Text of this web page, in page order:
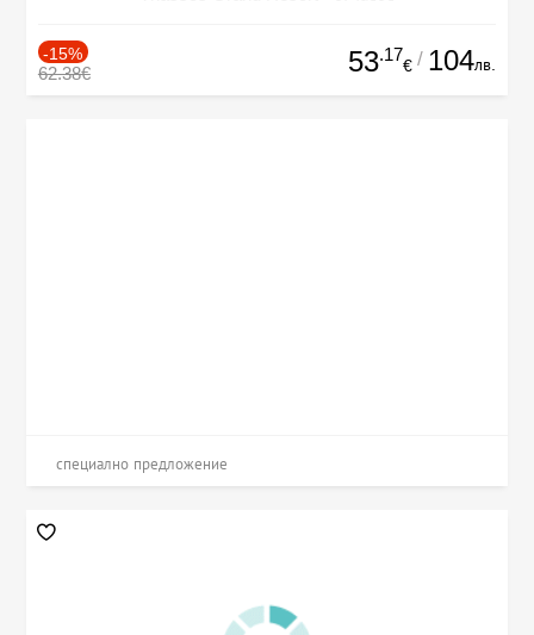
-15%
62.38€ 53.17
€ / 104лв.
специално предложение